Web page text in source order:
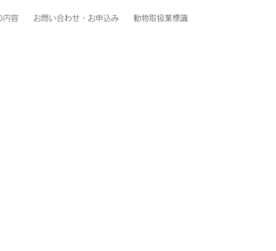
内容 お問い合わせ・お申込み 動物取扱業標識